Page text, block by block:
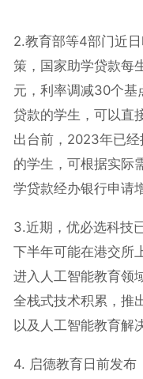
2.教育部等4部门近
策，国家助学贷款每
元，利率调减30个基
贷款的学生，可以直
出台前，2023年已
的学生，可根据实际
学贷款经办银行申请
3.近期，优必选科技
下半年可能在港交所
进入人工智能教育领
全栈式技术积累，推
以及人工智能教育解
4. 启德教育日前发布